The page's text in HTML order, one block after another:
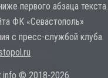
первого абзаца текста.
ФК «Севастополь»
с пресс-службой клуба.
© 2018-2026